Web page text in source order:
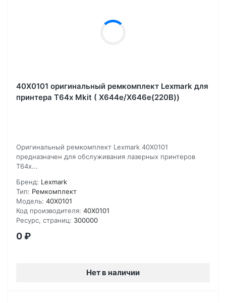
40X0101 оригинальный ремкомплект Lexmark для
принтера T64x Mkit ( X644e/X646e(220B))
Оригинальный ремкомплект Lexmark 40X0101
предназначен для обслуживания лазерных принтеров
T64x...
Бренд: Lexmark
Тип: Ремкомплект
Модель: 40X0101
Код производителя: 40X0101
Ресурс, страниц: 300000
0₽
Нет в наличии